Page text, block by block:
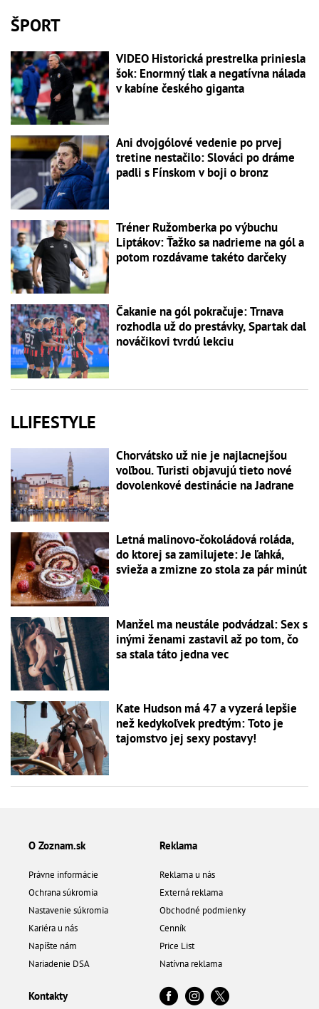
ŠPORT
VIDEO Historická prestrelka priniesla
šok: Enormný tlak a negatívna nálada
v kabíne českého giganta
Ani dvojgólové vedenie po prvej
tretine nestačilo: Slováci po dráme
padli s Fínskom v boji o bronz
Tréner Ružomberka po výbuchu
Liptákov: Ťažko sa nadrieme na gól a
potom rozdávame takéto darčeky
Čakanie na gól pokračuje: Trnava
rozhodla už do prestávky, Spartak dal
nováčikovi tvrdú lekciu
LLIFESTYLE
Chorvátsko už nie je najlacnejšou
voľbou. Turisti objavujú tieto nové
dovolenkové destinácie na Jadrane
Letná malinovo-čokoládová roláda,
do ktorej sa zamilujete: Je ľahká,
svieža a zmizne zo stola za pár minút
Manžel ma neustále podvádzal: Sex s
inými ženami zastavil až po tom, čo
sa stala táto jedna vec
Kate Hudson má 47 a vyzerá lepšie
než kedykoľvek predtým: Toto je
tajomstvo jej sexy postavy!
O Zoznam.sk
Právne informácie
Ochrana súkromia
Nastavenie súkromia
Kariéra u nás
Napíšte nám
Nariadenie DSA
Reklama
Reklama u nás
Externá reklama
Obchodné podmienky
Cenník
Price List
Natívna reklama
Kontakty